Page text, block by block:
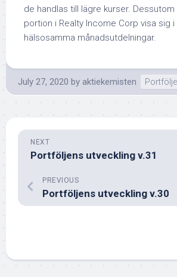
de handlas till lägre kurser. Dessutom
portion i Realty Income Corp visa sig i
hälsosamma månadsutdelningar.
July 27, 2020 by aktiekemisten
NEXT
Portföljens utveckling v.31
PREVIOUS
Portföljens utveckling v.30